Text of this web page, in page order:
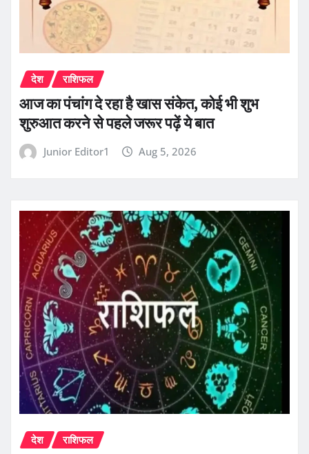
देश राशिफल
आज का पंचांग दे रहा है खास संकेत, कोई भी शुभ
शुरुआत करने से पहले जरूर पढ़ें ये बात
Junior Editor1 Aug 5, 2026
देश राशिफल